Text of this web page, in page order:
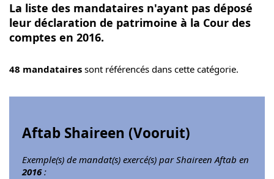
La liste des mandataires n'ayant pas déposé
leur déclaration de patrimoine à la Cour des
comptes en 2016.
48 mandataires sont référencés dans cette catégorie.
Aftab Shaireen (Vooruit)
Exemple(s) de mandat(s) exercé(s) par Shaireen Aftab en
2016: